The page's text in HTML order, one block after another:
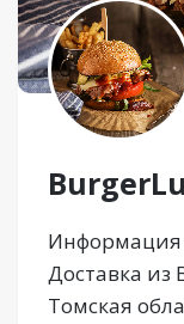
Информация
Доставка из
Томская